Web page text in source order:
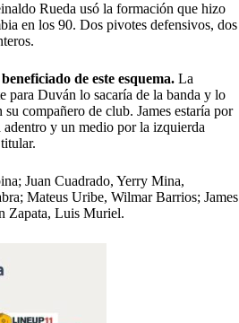
Rueda usó la formación que hizo
en los 90. Dos pivotes defensivos, dos
de este esquema. La
para Duván lo sacaría de la banda y lo
compañero de club. James estaría por
adentro y un medio por la izquierda
Juan Cuadrado, Yerry Mina,
Mateus Uribe, Wilmar Barrios; James
Zapata, Luis Muriel.